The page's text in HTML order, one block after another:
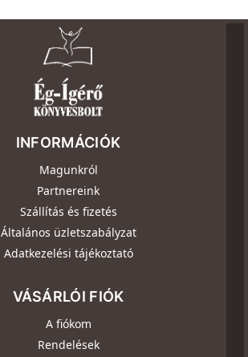
INFORMÁCIÓK
Magunkról
Partnereink
Szállítás és fizetés
Általános üzletszabályzat
Adatkezelési tájékoztató
VÁSÁRLÓI FIÓK
A fiókom
Rendelések